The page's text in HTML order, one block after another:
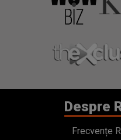
Despre
Frecvențe